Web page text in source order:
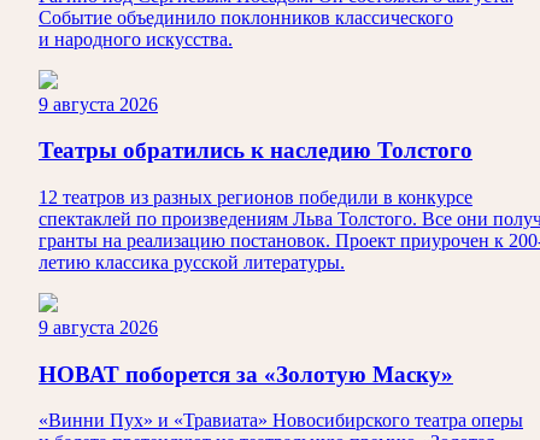
Событие объединило поклонников классического
и народного искусства.
9 августа 2026
Театры обратились к наследию Толстого
12 театров из разных регионов победили в конкурсе
спектаклей по произведениям Льва Толстого. Все они
гранты на реализацию постановок. Проект приурочен к
летию классика русской литературы.
9 августа 2026
НОВАТ поборется за «Золотую Маску»
«Винни Пух» и «Травиата» Новосибирского театра оперы